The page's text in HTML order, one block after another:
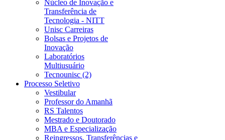
Núcleo de Inovação e
Transferência de
Tecnologia - NITT
Unisc Carreiras
Bolsas e Projetos de
Inovação
Laboratórios
Multiusuário
Tecnounisc (2)
Processo Seletivo
Vestibular
Professor do Amanhã
RS Talentos
Mestrado e Doutorado
MBA e Especialização
Reingressos, Transferências e